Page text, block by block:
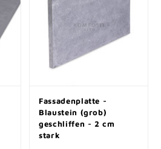
Fassadenplatte -
Blaustein (grob)
geschliffen - 2 cm
stark